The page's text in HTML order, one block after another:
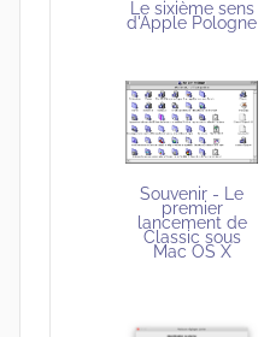
Le sixième sens
d'Apple Pologne
Souvenir - Le
premier
lancement de
Classic sous
Mac OS X